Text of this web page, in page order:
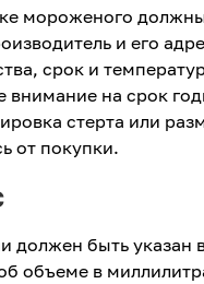
мороженого
и его
срок и
внимание на срок
стерта или
от покупки.
должен быть указан
объеме в